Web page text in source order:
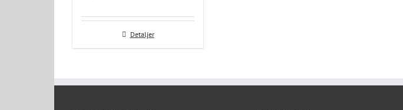
Detaljer